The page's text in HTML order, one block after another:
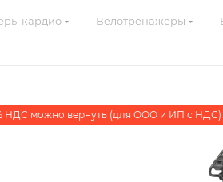
кардио — Велотренажеры —
НДС можно вернуть (для ООО и ИП с НДС)